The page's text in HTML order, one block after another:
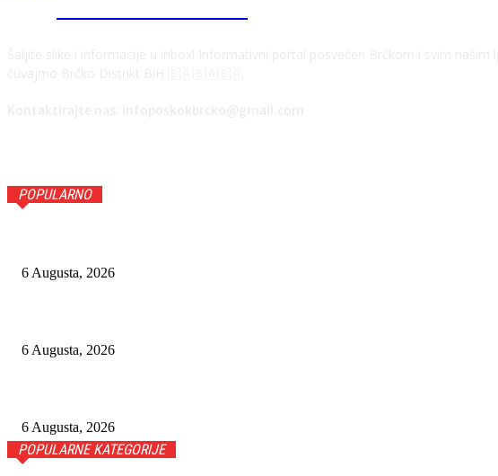
POPULARNO
6 Augusta, 2026
6 Augusta, 2026
6 Augusta, 2026
POPULARNE KATEGORIJE